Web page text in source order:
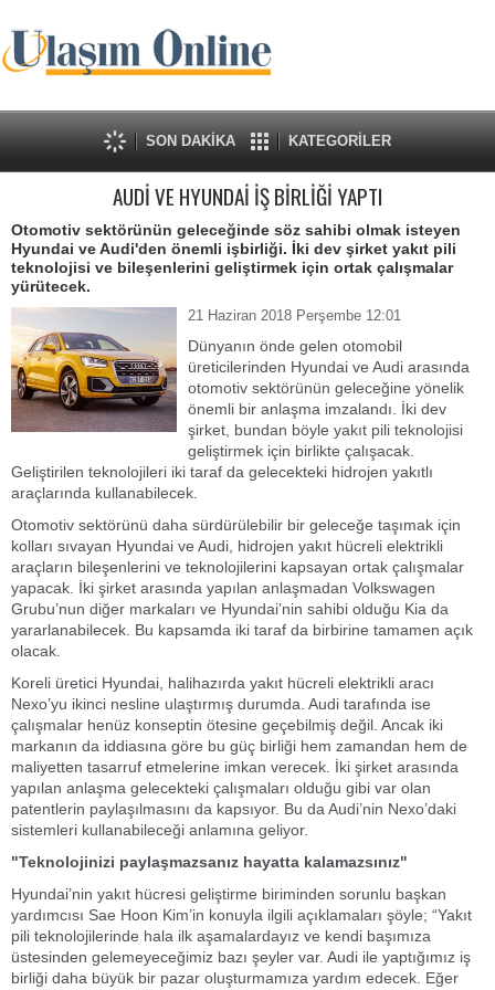
SON DAKİKA KATEGORİLER
AUDİ VE HYUNDAİ İŞ BİRLİĞİ YAPTI
Otomotiv sektörünün geleceğinde söz sahibi olmak isteyen
Hyundai ve Audi'den önemli işbirliği. İki dev şirket yakıt pili
teknolojisi ve bileşenlerini geliştirmek için ortak çalışmalar
yürütecek.
21 Haziran 2018 Perşembe 12:01
Dünyanın önde gelen otomobil
üreticilerinden Hyundai ve Audi arasında
otomotiv sektörünün geleceğine yönelik
önemli bir anlaşma imzalandı. İki dev
şirket, bundan böyle yakıt pili teknolojisi
geliştirmek için birlikte çalışacak.
Geliştirilen teknolojileri iki taraf da gelecekteki hidrojen yakıtlı
araçlarında kullanabilecek.
Otomotiv sektörünü daha sürdürülebilir bir geleceğe taşımak için
kolları sıvayan Hyundai ve Audi, hidrojen yakıt hücreli elektrikli
araçların bileşenlerini ve teknolojilerini kapsayan ortak çalışmalar
yapacak. İki şirket arasında yapılan anlaşmadan Volkswagen
Grubu’nun diğer markaları ve Hyundai’nin sahibi olduğu Kia da
yararlanabilecek. Bu kapsamda iki taraf da birbirine tamamen açık
olacak.
Koreli üretici Hyundai, halihazırda yakıt hücreli elektrikli aracı
Nexo’yu ikinci nesline ulaştırmış durumda. Audi tarafında ise
çalışmalar henüz konseptin ötesine geçebilmiş değil. Ancak iki
markanın da iddiasına göre bu güç birliği hem zamandan hem de
maliyetten tasarruf etmelerine imkan verecek. İki şirket arasında
yapılan anlaşma gelecekteki çalışmaları olduğu gibi var olan
patentlerin paylaşılmasını da kapsıyor. Bu da Audi’nin Nexo’daki
sistemleri kullanabileceği anlamına geliyor.
"Teknolojinizi paylaşmazsanız hayatta kalamazsınız"
Hyundai’nin yakıt hücresi geliştirme biriminden sorunlu başkan
yardımcısı Sae Hoon Kim’in konuyla ilgili açıklamaları şöyle; “Yakıt
pili teknolojilerinde hala ilk aşamalardayız ve kendi başımıza
üstesinden gelemeyeceğimiz bazı şeyler var. Audi ile yaptığımız iş
birliği daha büyük bir pazar oluşturmamıza yardım edecek. Eğer